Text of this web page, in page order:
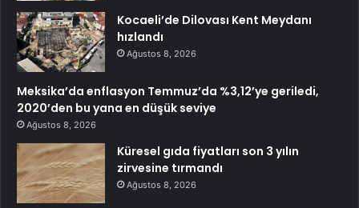
Kocaeli’de Dilovası Kent Meydanı
hızlandı
Ağustos 8, 2026
Meksika’da enflasyon Temmuz’da %3,12’ye geriledi,
2020’den bu yana en düşük seviye
Ağustos 8, 2026
Küresel gıda fiyatları son 3 yılın
zirvesine tırmandı
Ağustos 8, 2026